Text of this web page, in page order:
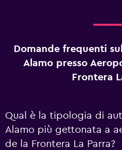
Domande frequenti
Alamo presso
Frontera
Qual è la tipologia di
Alamo più gettonata a
de la Frontera La Parra?